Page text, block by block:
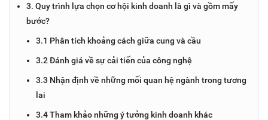
3. Quy trình lựa chọn cơ hội kinh doanh là gì và gồm mấy
bước?
3.1 Phân tích khoảng cách giữa cung và cầu
3.2 Đánh giá về sự cải tiến của công nghệ
3.3 Nhận định về những mối quan hệ ngành trong tương
lai
3.4 Tham khảo những ý tưởng kinh doanh khác